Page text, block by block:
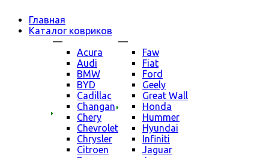
Главная
Каталог ковриков
—
Acura
Audi
BMW
BYD
Cadillac
Changan
Chery
Chevrolet
Chrysler
Citroen
—
Faw
Fiat
Ford
Geely
Great Wall
Honda
Hummer
Hyundai
Infiniti
Jaguar